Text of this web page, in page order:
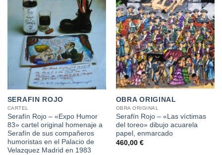
SERAFIN ROJO
CARTEL
Serafín Rojo – «Expo Humor
83» cartel original homenaje a
Serafín de sus compañeros
humoristas en el Palacio de
Velazquez Madrid en 1983
OBRA ORIGINAL
OBRA ORIGINAL
Serafín Rojo – «Las víctimas
del toreo» dibujo acuarela
papel, enmarcado
460,00 €